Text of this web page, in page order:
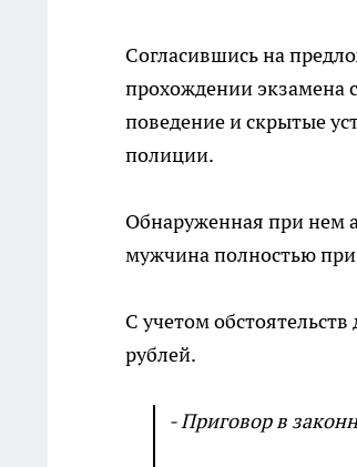
Согласившись на
прохождении экзамена
поведение и скрытые
полиции.
Обнаруженная при нем
мужчина полностью
С учетом
рублей.
- Приговор в